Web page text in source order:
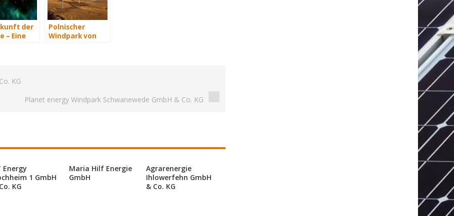
der
– Eine
Polnischer
Windpark von
KG
Planet energy Windpark Schwanewede GmbH & Co. KG
Energy
1 GmbH
KG
Maria Hilf Energie
GmbH
Agrarenergie
Ihlowerfehn GmbH
& Co. KG